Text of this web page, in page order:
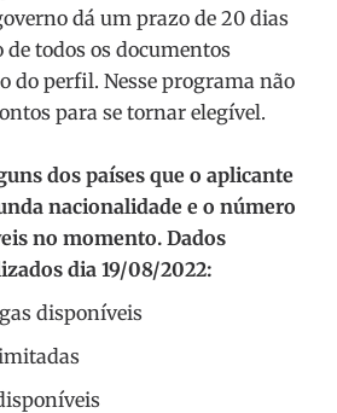
dá um prazo de 20 dias
todos os documentos
do perfil. Nesse programa não
para se tornar elegível.
dos países que o aplicante
nacionalidade e o número
no momento. Dados
dia 19/08/2022:
disponíveis